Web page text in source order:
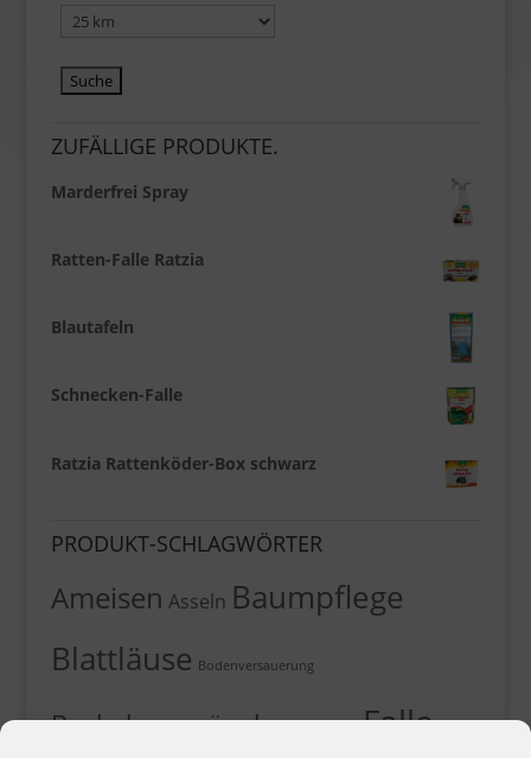
ZUFÄLLIGE PRODUKTE.
Marderfrei Spray
Ratten-Falle Ratzia
Blautafeln
Schnecken-Falle
Ratzia Rattenköder-Box schwarz
PRODUKT-SCHLAGWÖRTER
Ameisen Asseln Baumpflege
Blattläuse Bodenversauerung
BuchsbaumzünslerDüngerFalle